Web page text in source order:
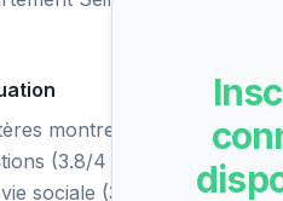
montre les résultats
(3.8/4 - excellent),
sociale (3.6/4 - excellent).